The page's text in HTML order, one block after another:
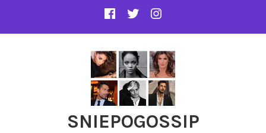
SNIEPOGOSSIP